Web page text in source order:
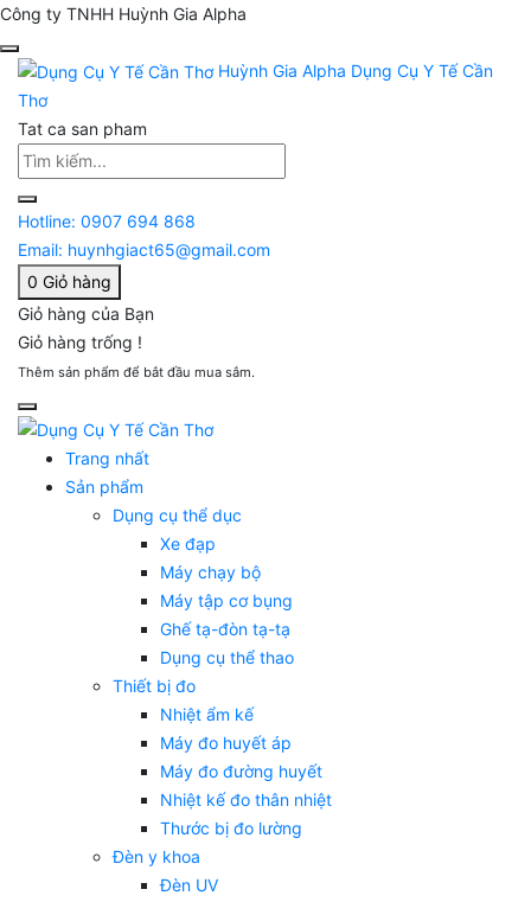
Công ty TNHH Huỳnh Gia Alpha
Huỳnh Gia Alpha Dụng Cụ Y Tế Cần
Thơ
Tat ca san pham
Hotline: 0907 694 868
Email: huynhgiact65@gmail.com
0 Giỏ hàng
Giỏ hàng của Bạn
Giỏ hàng trống !
Thêm sản phẩm để bắt đầu mua sắm.
Trang nhất
Sản phẩm
Dụng cụ thể dục
Xe đạp
Máy chạy bộ
Máy tập cơ bụng
Ghế tạ-đòn tạ-tạ
Dụng cụ thể thao
Thiết bị đo
Nhiệt ẩm kế
Máy đo huyết áp
Máy đo đường huyết
Nhiệt kế đo thân nhiệt
Thước bị đo lường
Đèn y khoa
Đèn UV